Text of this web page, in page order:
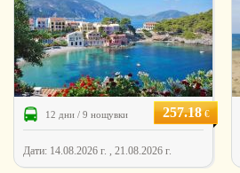
12 дни / 9 нощувки 257.18€
Дати: 14.08.2026 г. , 21.08.2026 г.